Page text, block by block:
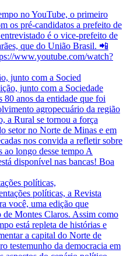
junto com a Socied
políticas,